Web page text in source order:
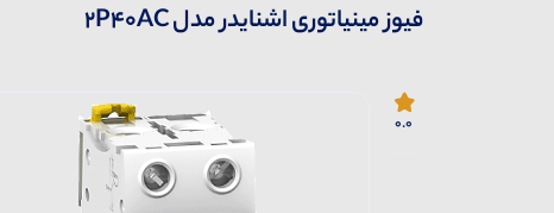
فیوز مینیاتوری اشنایدر مدل 2P40AC
0.0